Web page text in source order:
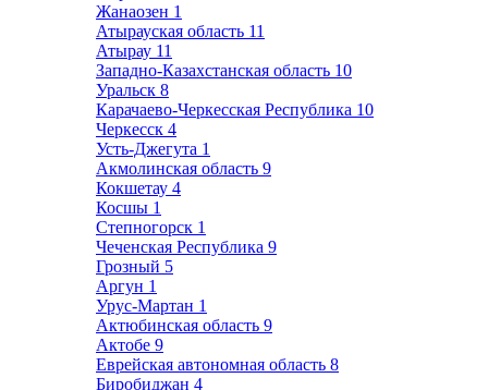
Жанаозен 1
Атырауская область 11
Атырау 11
Западно-Казахстанская область 10
Уральск 8
Карачаево-Черкесская Республика 10
Черкесск 4
Усть-Джегута 1
Акмолинская область 9
Кокшетау 4
Косшы 1
Степногорск 1
Чеченская Республика 9
Грозный 5
Аргун 1
Урус-Мартан 1
Актюбинская область 9
Актобе 9
Еврейская автономная область 8
Биробиджан 4